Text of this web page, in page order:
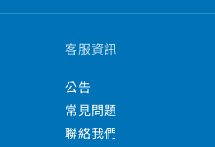
客服資訊
公告
常見問題
聯絡我們